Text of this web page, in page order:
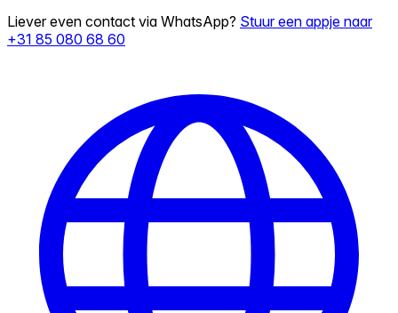
Liever even contact via WhatsApp? Stuur een appje naar
+31 85 080 68 60